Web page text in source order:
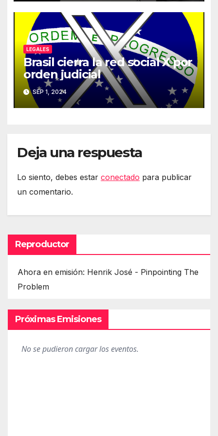
LEGALES
Brasil cierra la red social X por
orden judicial
SEP 1, 2024
Deja una respuesta
Lo siento, debes estar conectado para publicar
un comentario.
Reproductor
Ahora en emisión: Henrik José - Pinpointing The
Problem
Próximas Emisiones